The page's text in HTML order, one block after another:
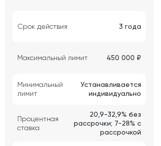
Срок действия 3 года
Максимальный лимит 450 000 ₽
Минимальный
лимит
Устанавливается
индивидуально
Процентная
ставка
20,9-32,9% без
рассрочки; 7-28% с
рассрочкой